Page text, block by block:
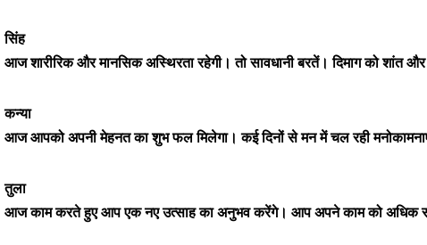
सिंह
आज शारीरिक और मानसिक अस्थिरता रहेगी। तो सावधानी बरतें। दिमाग को शांत
कन्या
आज आपको अपनी मेहनत का शुभ फल मिलेगा। कई दिनों से मन में चल रही
तुला
आज काम करते हुए आप एक नए उत्साह का अनुभव करेंगे। आप अपने काम को अधिक